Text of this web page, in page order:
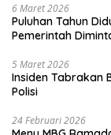
6 Maret 2026
Puluhan Tahun
Pemerintah
5 Maret 2026
Insiden Tabrakan
Polisi
24 Februari 2026